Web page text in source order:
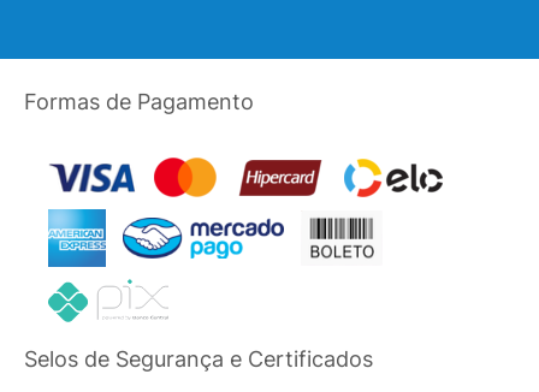
Formas de Pagamento
Selos de Segurança e Certificados